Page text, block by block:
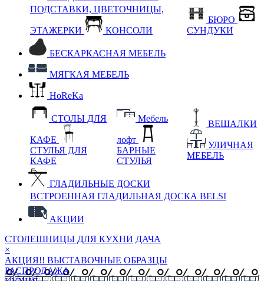
ПОДСТАВКИ, ЦВЕТОЧНИЦЫ,
ЭТАЖЕРКИ КОНСОЛИ
БЮРО
СУНДУКИ
БЕСКАРКАСНАЯ МЕБЕЛЬ
МЯГКАЯ МЕБЕЛЬ
HoReKa
СТОЛЫ ДЛЯ
КАФЕ
СТУЛЬЯ ДЛЯ
КАФЕ
Мебель
лофт
БАРНЫЕ
СТУЛЬЯ
ВЕШАЛКИ
УЛИЧНАЯ
МЕБЕЛЬ
ГЛАДИЛЬНЫЕ ДОСКИ
ВСТРОЕННАЯ ГЛАДИЛЬНАЯ ДОСКА BELSI
АКЦИИ
СТОЛЕШНИЦЫ ДЛЯ КУХНИ ДАЧА
×
АКЦИЯ!! ВЫСТАВОЧНЫЕ ОБРАЗЦЫ
РАСПРОДАЖА